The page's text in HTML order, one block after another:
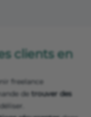
clients en
freelance
de trouver des